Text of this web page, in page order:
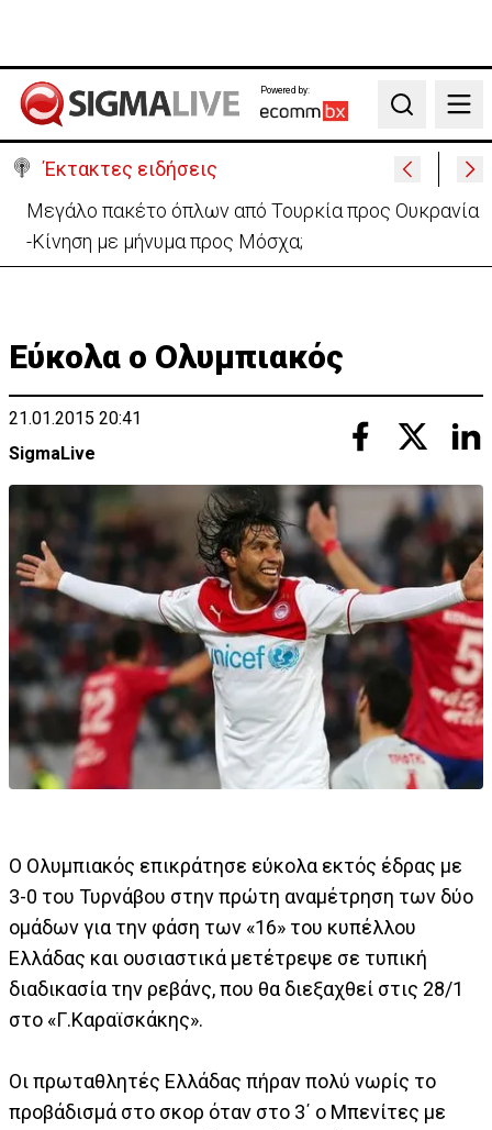
Powered by:
Search
Έκτακτες ειδήσεις
Μελέτησε το πόρισμα της φωτιάς στο Καλό Χωριό
ο Πάλμας- «Ουδέν σχόλιο»
Εύκολα ο Ολυμπιακός
21.01.2015 20:41
SigmaLive
Ο Ολυμπιακός επικράτησε εύκολα εκτός έδρας με
3-0 του Τυρνάβου στην πρώτη αναμέτρηση των δύο
ομάδων για την φάση των «16» του κυπέλλου
Ελλάδας και ουσιαστικά μετέτρεψε σε τυπική
διαδικασία την ρεβάνς, που θα διεξαχθεί στις 28/1
στο «Γ.Καραϊσκάκης».
Οι πρωταθλητές Ελλάδας πήραν πολύ νωρίς το
προβάδισμά στο σκορ όταν στο 3΄ ο Μπενίτες με